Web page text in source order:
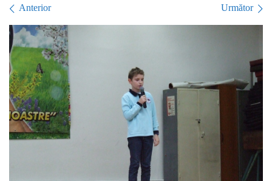
Navigare în imagini
Anterior Următor